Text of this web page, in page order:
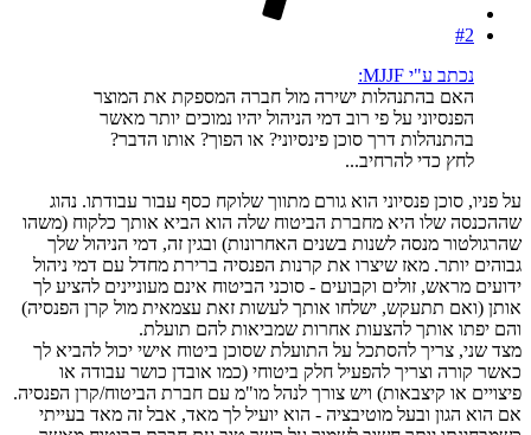
#2
נכתב ע"י MJJF:
האם בהתנהלות ישירה מול חברה המספקת את המוצר
הפנסיוני על פי רוב דמי הניהול יהיו נמוכים יותר מאשר
בהתנהלות דרך סוכן פינסיוני? או הפוך? אותו הדבר?
לחץ כדי להרחיב...
על פניו, סוכן פנסיוני הוא גורם מתווך שלוקח כסף עבור עבודתו. נהוג
שההכנסה שלו היא מחברת הביטוח שלה הוא הביא אותך כלקוח (משהו
שהרגולטור מנסה לשנות בשנים האחרונות) ובגין זה, דמי הניהול שלך
גבוהים יותר. מאז שיצרו את קרנות הפנסיה ברירת מחדל עם דמי ניהול
ידועים מראש, זולים וקבועים - סוכני הביטוח אינם מעוניינים להציע לך
אותן (ואם תתעקש, ישלחו אותך לעשות זאת עצמאית מול קרן הפנסיה)
והם יפתו אותך להצעות אחרות שמביאות להם תועלת.
מצד שני, צריך להסתכל על התועלת שסוכן ביטוח אישי יכול להביא לך
כאשר קורה וצריך להפעיל חלק ביטוחי (כמו אובדן כושר עבודה או
פיצויים או קיצבאות) ויש צורך לנהל מו"מ עם חברת הביטוח/קרן הפנסיה.
אם הוא הגון ובעל מוטיבציה - הוא יועיל לך מאד, אבל זה מאד בעייתי